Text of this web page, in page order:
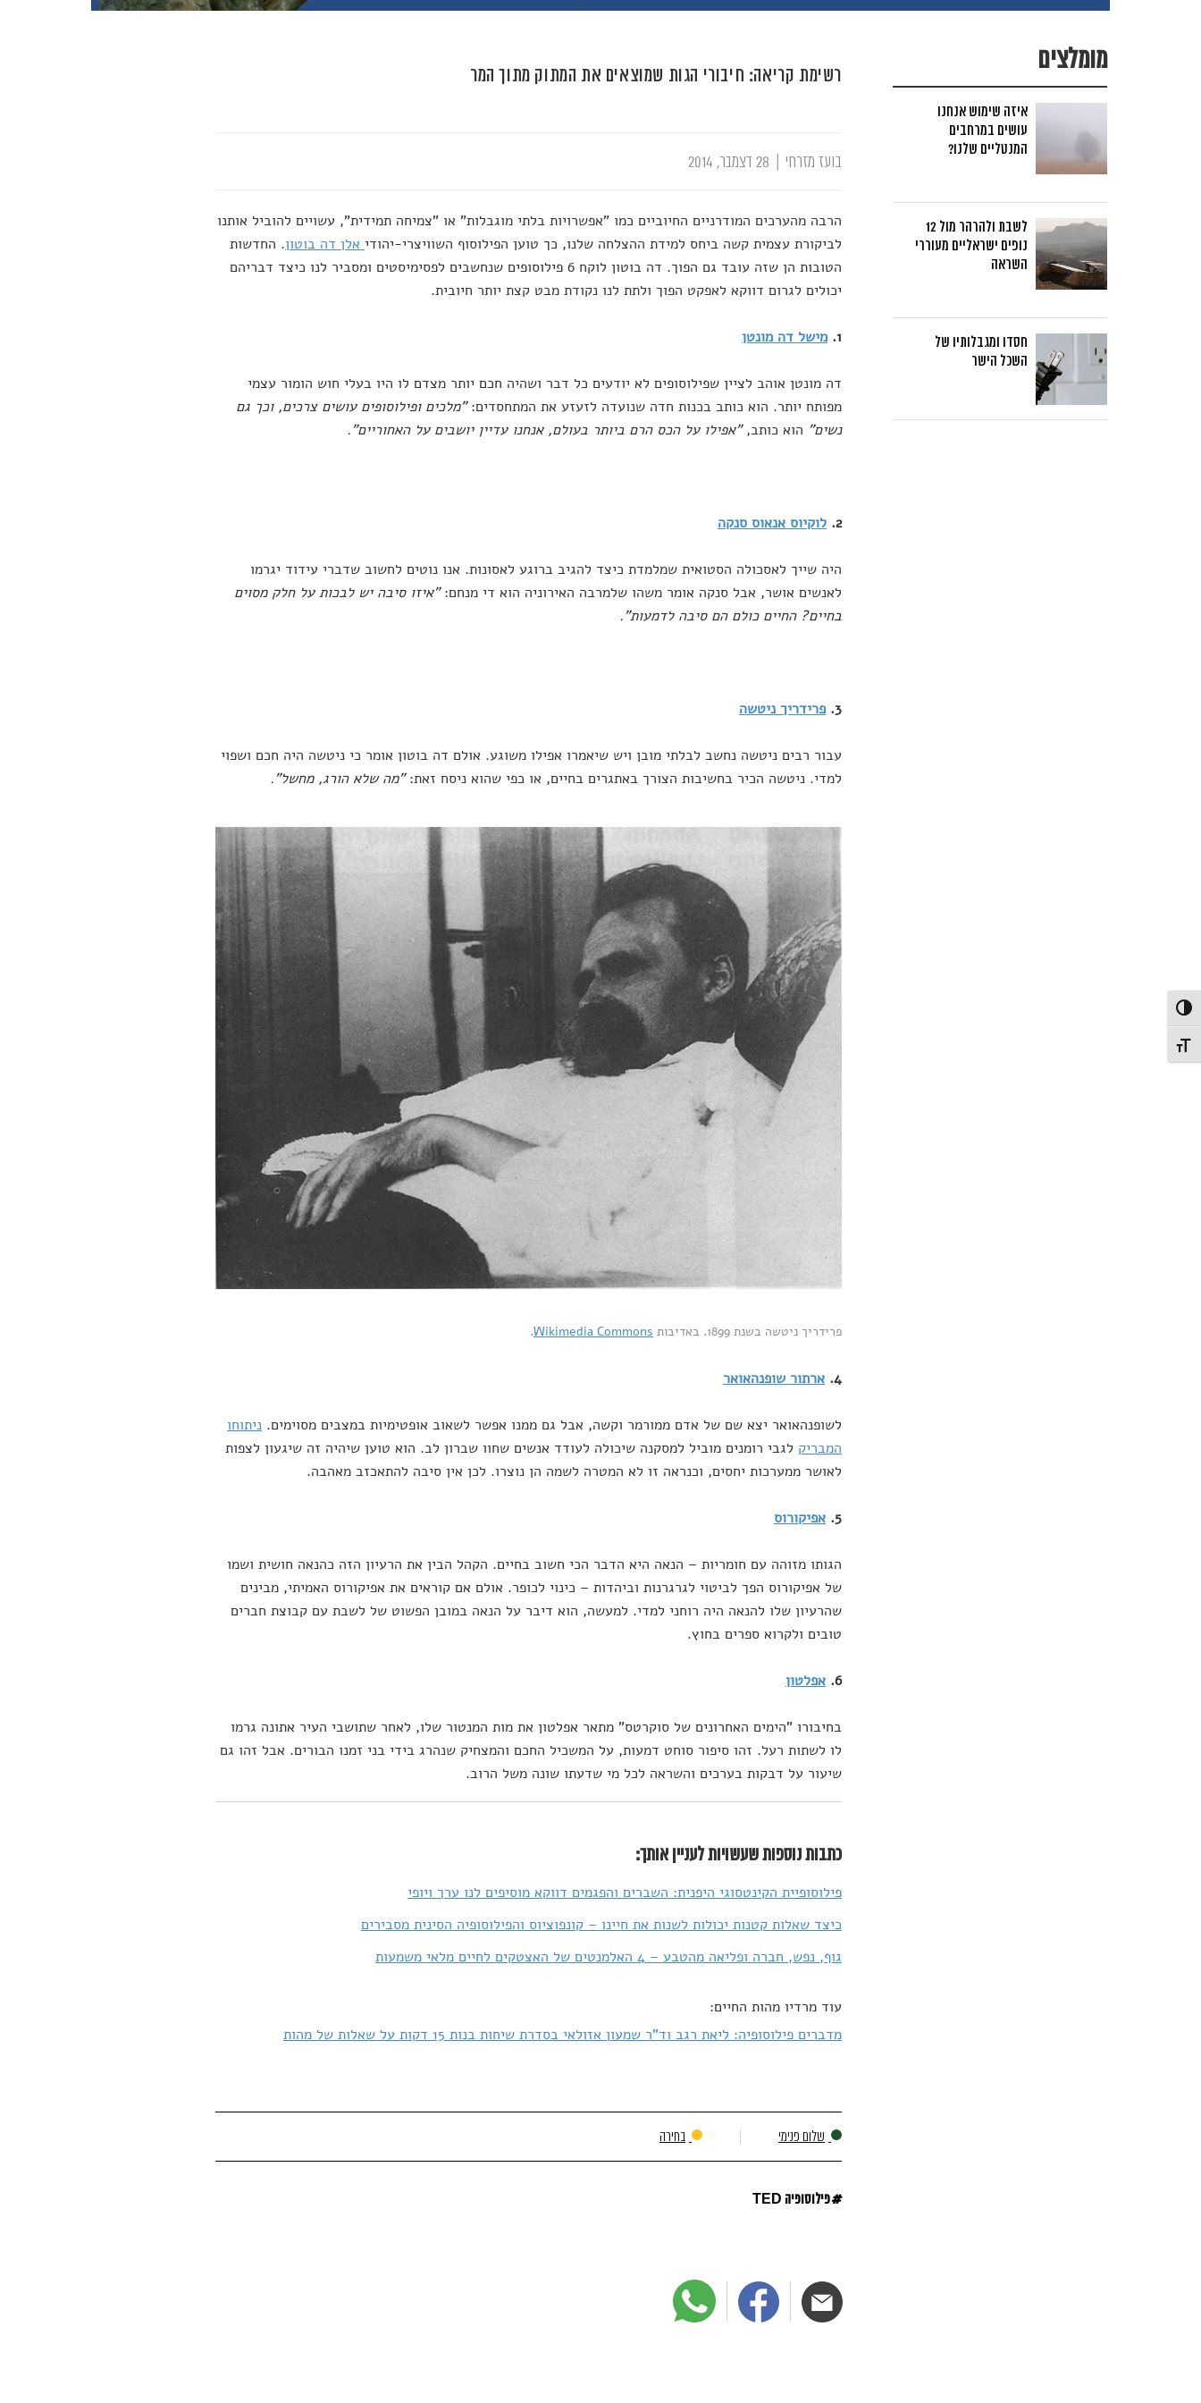
הפעל/כבה ניגודיות גבוהה
מתג גודל גופן
רשימת קריאה: חיבורי הגות שמוצאים את המתוק מתוך המר
בועז מזרחי
הרבה מהערכים המודרניים החיוביים כמו "אפשרויות בלתי מוגבלות" או "צמיחה תמידית", עשויים להוביל אותנו
לביקורת עצמית קשה ביחס למידת ההצלחה שלנו, כך טוען הפילוסוף השוויצרי-יהודי אלן דה בוטון. החדשות
הטובות הן שזה עובד גם הפוך. דה בוטון לוקח 6 פילוסופים שנחשבים לפסימיסטים ומסביר לנו כיצד דבריהם
יכולים לגרום דווקא לאפקט הפוך ולתת לנו נקודת מבט קצת יותר חיובית.
1. מישל דה מונטן
דה מונטן אוהב לציין שפילוסופים לא יודעים כל דבר ושהיה חכם יותר מצדם לו היו בעלי חוש הומור עצמי
מפותח יותר. הוא כותב בכנות חדה שנועדה לזעזע את המתחסדים:"מלכים ופילוסופים עושים צרכים, וכך גם
נשים" הוא כותב,"אפילו על הכס הרם ביותר בעולם, אנחנו עדיין יושבים על האחוריים".
2. לוקיוס אנאוס סנקה
היה שייך לאסכולה הסטואית שמלמדת כיצד להגיב ברוגע לאסונות. אנו נוטים לחשוב שדברי עידוד יגרמו
לאנשים אושר, אבל סנקה אומר משהו שלמרבה האירוניה הוא די מנחם:"איזו סיבה יש לבכות על חלק מסוים
בחיים? החיים כולם הם סיבה לדמעות".
3. פרידריך ניטשה
עבור רבים ניטשה נחשב לבלתי מובן ויש שיאמרו אפילו משוגע. אולם דה בוטון אומר כי ניטשה היה חכם ושפוי
למדי. ניטשה הכיר בחשיבות הצורך באתגרים בחיים, או כפי שהוא ניסח זאת:"מה שלא הורג, מחשל".
פרידריך ניטשה בשנת 1899. באדיבות Wikimedia Commons
.
4. ארתור שופנהאואר
לשופנהאואר יצא שם של אדם ממורמר וקשה, אבל גם ממנו אפשר לשאוב אופטימיות במצבים מסוימים. ניתוחו
המבריק לגבי רומנים מוביל למסקנה שיכולה לעודד אנשים שחוו שברון לב. הוא טוען שיהיה זה שיגעון לצפות
לאושר ממערכות יחסים, וכנראה זו לא המטרה לשמה הן נוצרו. לכן אין סיבה להתאכזב מאהבה.
5. אפיקורוס
הגותו מזוהה עם חומריות – הנאה היא הדבר הכי חשוב בחיים. הקהל הבין את הרעיון הזה כהנאה חושית ושמו
של אפיקורוס הפך לביטוי לגרגרנות וביהדות – כינוי לכופר. אולם אם קוראים את אפיקורוס האמיתי, מבינים
שהרעיון שלו להנאה היה רוחני למדי. למעשה, הוא דיבר על הנאה במובן הפשוט של לשבת עם קבוצת חברים
טובים ולקרוא ספרים בחוץ.
6. אפלטון
בחיבורו "הימים האחרונים של סוקרטס" מתאר אפלטון את מות המנטור שלו, לאחר שתושבי העיר אתונה גרמו
לו לשתות רעל. זהו סיפור סוחט דמעות, על המשכיל החכם והמצחיק שנהרג בידי בני זמנו הבורים. אבל זהו גם
שיעור על דבקות בערכים והשראה לכל מי שדעתו שונה משל הרוב.
כתבות נוספות שעשויות לעניין אותך:
פילוסופיית הקינטסוגי היפנית: השברים והפגמים דווקא מוסיפים לנו ערך ויופי
כיצד שאלות קטנות יכולות לשנות את חיינו – קונפוציוס והפילוסופיה הסינית מסבירים
גוף, נפש, חברה ופליאה מהטבע – 4 האלמנטים של האצטקים לחיים מלאי משמעות
עוד מרדיו מהות החיים:
מדברים פילוסופיה: ליאת רגב וד"ר שמעון אזולאי בסדרת שיחות בנות 15 דקות על שאלות של מהות
שלום פנימי בחירה
#פילוסופיה TED
מומלצים
איזה שימוש אנחנו
עושים במרחבים
המנטליים שלנו?
לשבת ולהרהר מול 12
נופים ישראליים מעוררי
השראה
חסדו ומגבלותיו של
השכל הישר